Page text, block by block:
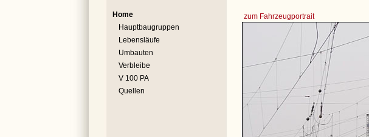
Home
Hauptbaugruppen
Lebensläufe
Umbauten
Verbleibe
V 100 PA
Quellen
zum Fahrzeugportrait